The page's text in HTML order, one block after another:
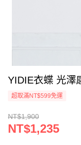
YIDIE衣蝶 光澤
超取滿NT$599免運
NT$1,900
NT$1,235